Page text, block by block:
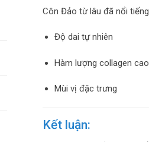
Côn Đảo từ lâu đã nổi
Độ dai tự nhiên
Hàm lượng collagen cao
Mùi vị đặc trưng
Kết luận: